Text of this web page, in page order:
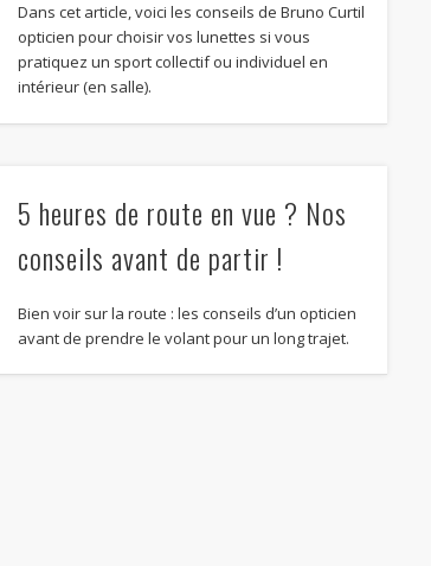
Dans cet article, voici les conseils de Bruno Curtil
opticien pour choisir vos lunettes si vous
pratiquez un sport collectif ou individuel en
intérieur (en salle).
5 heures de route en vue ? Nos
conseils avant de partir !
Bien voir sur la route : les conseils d’un opticien
avant de prendre le volant pour un long trajet.